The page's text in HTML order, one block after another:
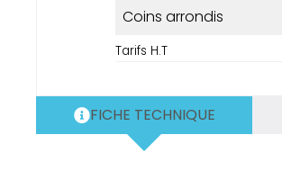
Coins arrondis
Tarifs H.T
FICHE TECHNIQUE